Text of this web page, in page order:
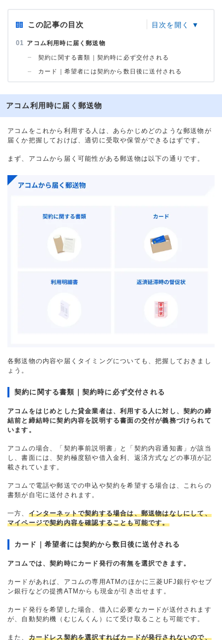
この記事の目次
アコム利用時に届く郵送物
契約に関する書類｜契約時に必ず交付される
カード｜希望者には契約から数日後に送付される
アコム利用時に届く郵送物
アコムをこれから利用する人は、あらかじめどのような郵送物が
届くか把握しておけば、適切に受取や保管ができるはずです。
まず、アコムから届く可能性がある郵送物は以下の通りです。
各郵送物の内容や届くタイミングについても、把握しておきまし
ょう。
契約に関する書類｜契約時に必ず交付される
アコムをはじめとした貸金業者は、利用する人に対し、契約の締
結前と締結時に契約内容を説明する書面の交付が義務づけられて
います。
アコムの場合、「契約事前説明書」と「契約内容通知書」が該当
し、書面には、契約極度額や借入金利、返済方式などの事項が記
載されています。
アコムで電話や郵送での申込や契約を希望する場合は、これらの
書類が自宅に送付されます。
一方、 インターネットで契約する場合は、郵送物はなしにして、
マイページで契約内容を確認することも可能です。
カード｜希望者には契約から数日後に送付される
アコムでは、契約時にカード発行の有無を選択できます。
カードがあれば、アコムの専用ATMのほかに三菱UFJ銀行やセブ
ン銀行などの提携ATMからも現金が引き出せます。
カード発行を希望した場合、借入に必要なカードが送付されます
が、自動契約機（むじんくん）にて受け取ることも可能です。
また、 カードレス契約を選択すればカードが発行されないので、